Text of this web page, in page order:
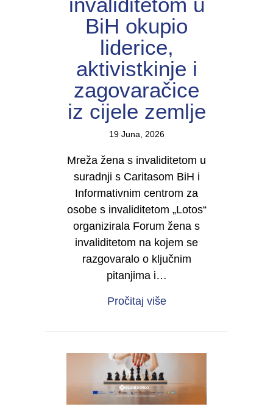
BiH okupio
liderice,
aktivistkinje i
zagovaračice
iz cijele zemlje
19 Juna, 2026
Mreža žena s invaliditetom u
suradnji s Caritasom BiH i
Informativnim centrom za
osobe s invaliditetom „Lotos“
organizirala Forum žena s
invaliditetom na kojem se
razgovaralo o ključnim
pitanjima i…
Pročitaj višeabout Forum žena s